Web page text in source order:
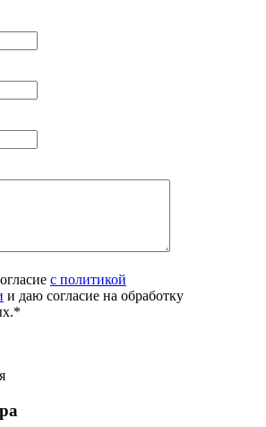
с политикой
и даю согласие на обработку
*